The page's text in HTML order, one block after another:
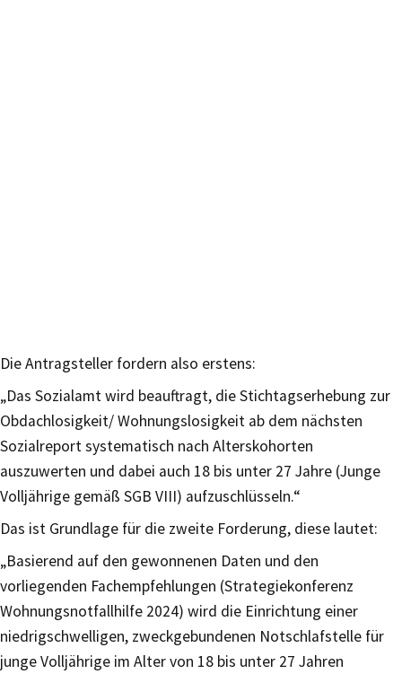
Die Antragsteller fordern also erstens:
„Das Sozialamt wird beauftragt, die Stichtagserhebung zur
Obdachlosigkeit/ Wohnungslosigkeit ab dem nächsten
Sozialreport systematisch nach Alterskohorten
auszuwerten und dabei auch 18 bis unter 27 Jahre (Junge
Volljährige gemäß SGB VIII) aufzuschlüsseln.“
Das ist Grundlage für die zweite Forderung, diese lautet:
„Basierend auf den gewonnenen Daten und den
vorliegenden Fachempfehlungen (Strategiekonferenz
Wohnungsnotfallhilfe 2024) wird die Einrichtung einer
niedrigschwelligen, zweckgebundenen Notschlafstelle für
junge Volljährige im Alter von 18 bis unter 27 Jahren